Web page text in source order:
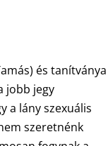
és tanítványa
jobb jegy
a lány szexuális
szeretnénk